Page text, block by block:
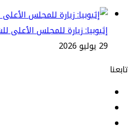
إثيوبيا: زيارة للمجلس
29 يوليو 2026
تابعنا